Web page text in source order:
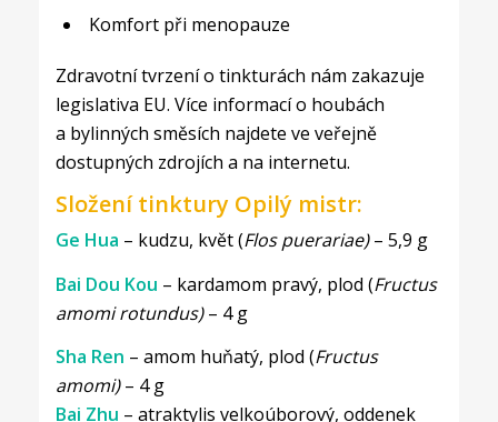
Komfort při menopauze
Zdravotní tvrzení o tinkturách nám zakazuje
legislativa EU. Více informací o houbách
a bylinných směsích najdete ve veřejně
dostupných zdrojích a na internetu.
Složení tinktury Opilý mistr:
Ge Hua – kudzu, květ (Flos puerariae)– 5,9 g
Bai Dou Kou – kardamom pravý, plod (Fructus
amomi rotundus)– 4 g
Sha Ren – amom huňatý, plod (Fructus
amomi)– 4 g
Bai Zhu – atraktylis velkoúborový, oddenek